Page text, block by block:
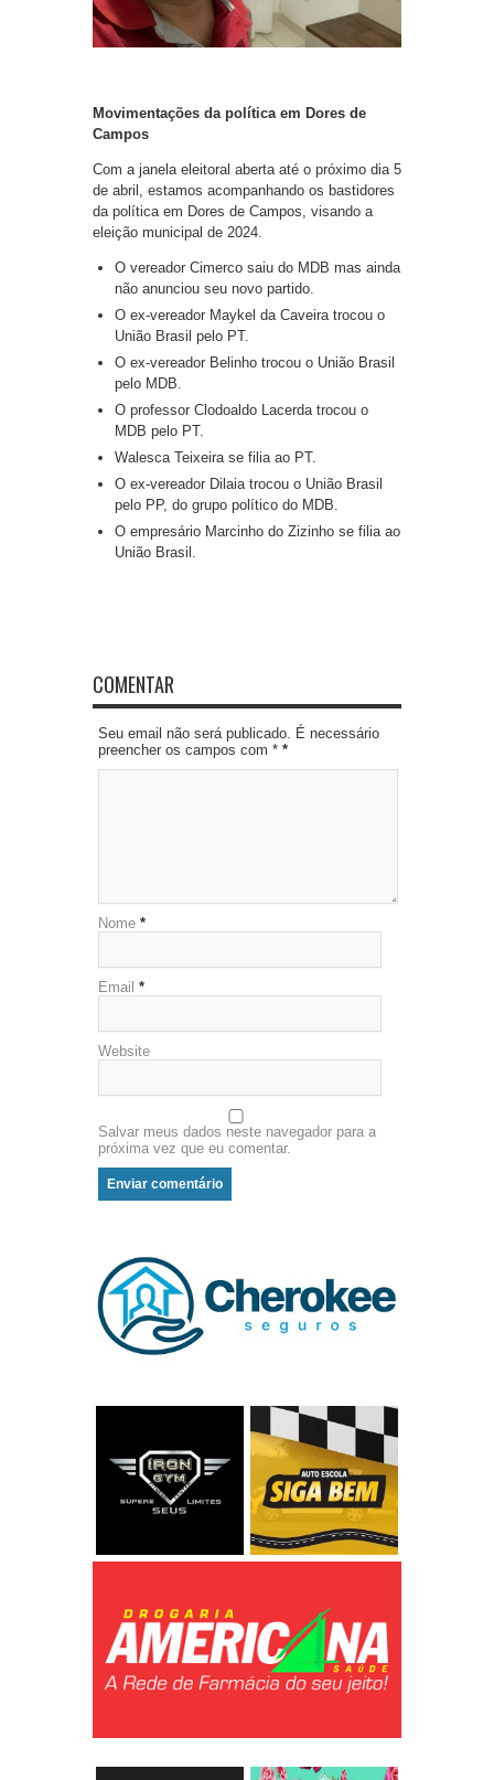
Movimentações da política em Dores de
Campos
Com a janela eleitoral aberta até o próximo dia 5
de abril, estamos acompanhando os bastidores
da política em Dores de Campos, visando a
eleição municipal de 2024.
O vereador Cimerco saiu do MDB mas ainda
não anunciou seu novo partido.
O ex-vereador Maykel da Caveira trocou o
União Brasil pelo PT.
O ex-vereador Belinho trocou o União Brasil
pelo MDB.
O professor Clodoaldo Lacerda trocou o
MDB pelo PT.
Walesca Teixeira se filia ao PT.
O ex-vereador Dilaia trocou o União Brasil
pelo PP, do grupo político do MDB.
O empresário Marcinho do Zizinho se filia ao
União Brasil.
COMENTAR
Seu email não será publicado. É necessário
preencher os campos com * *
Nome *
Email *
Website
Salvar meus dados neste navegador para a
próxima vez que eu comentar.